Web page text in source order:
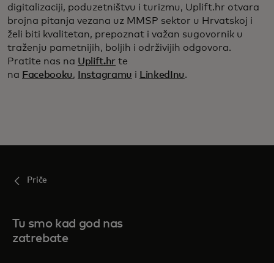
digitalizaciji, poduzetništvu i turizmu, Uplift.hr otvara
brojna pitanja vezana uz MMSP sektor u Hrvatskoj i
želi biti kvalitetan, prepoznat i važan sugovornik u
traženju pametnijih, boljih i održivijih odgovora.
Pratite nas na Uplift.hr te
na Facebooku, Instagramu i LinkedInu.
Priče
Tu smo kad god nas
zatrebate